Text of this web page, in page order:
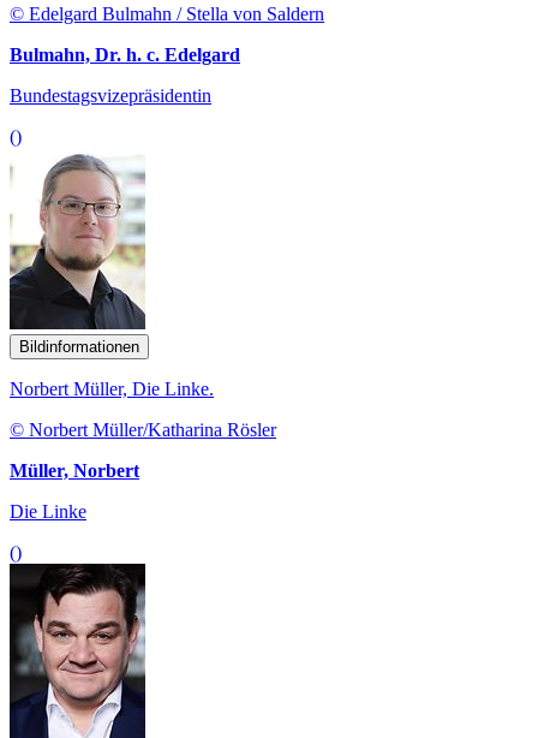
© Edelgard Bulmahn / Stella von Saldern
Bulmahn, Dr. h. c. Edelgard
Bundestagsvizepräsidentin
()
Bildinformationen
Norbert Müller, Die Linke.
© Norbert Müller/Katharina Rösler
Müller, Norbert
Die Linke
()